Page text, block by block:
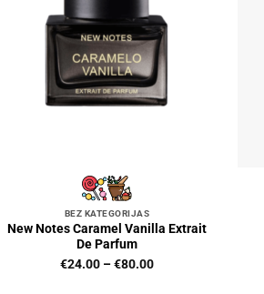
BEZ KATEGORIJAS
New Notes Caramel Vanilla Extrait
De Parfum
€24.00 –€80.00Price